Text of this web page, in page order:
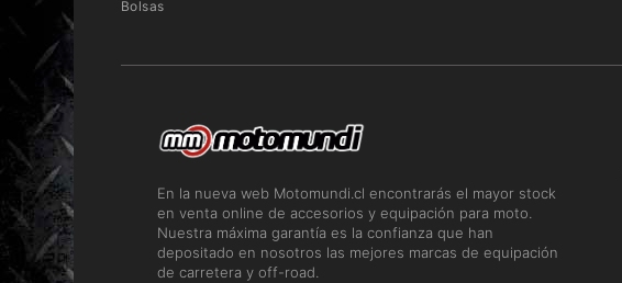
Bolsas
En la nueva web Motomundi.cl encontrarás el mayor stock
en venta online de accesorios y equipación para moto.
Nuestra máxima garantía es la confianza que han
depositado en nosotros las mejores marcas de equipación
de carretera y off-road.